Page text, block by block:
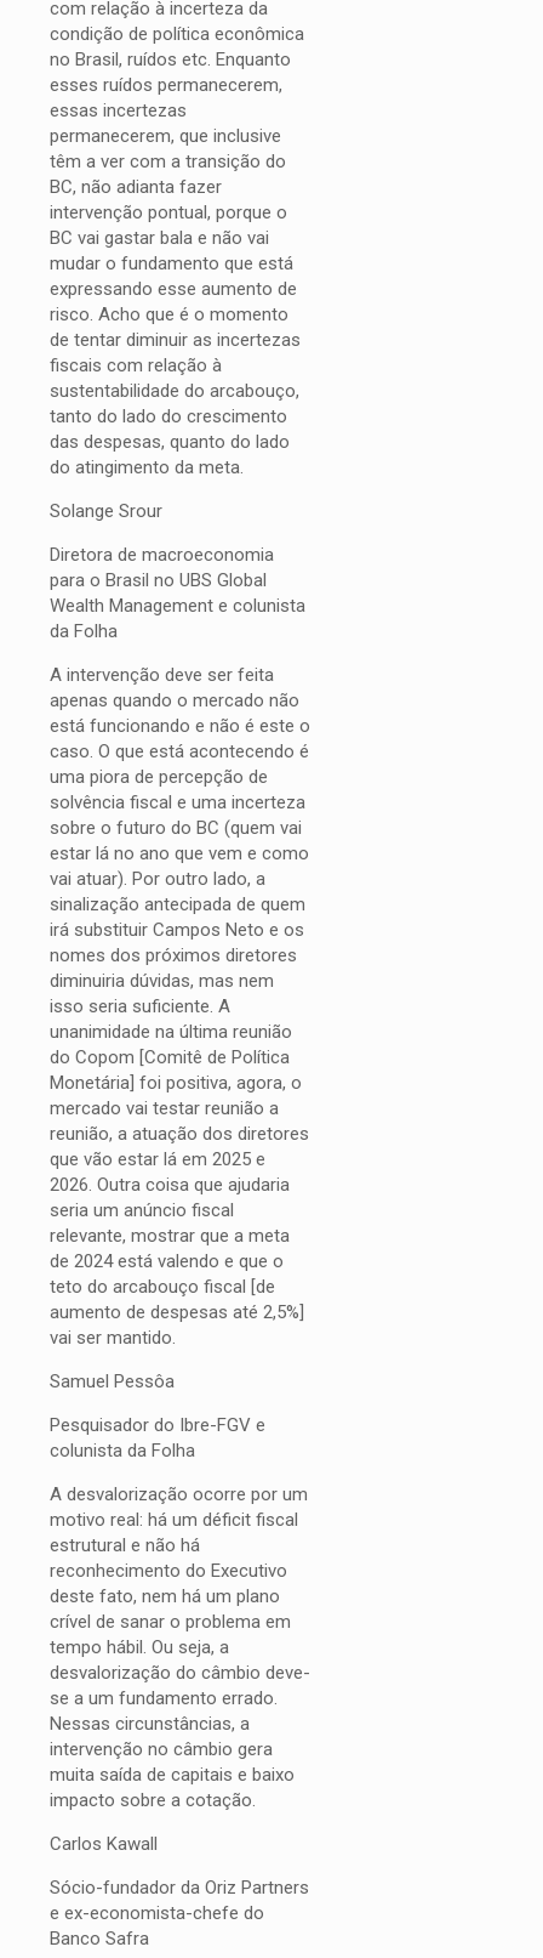
com relação à incerteza da
condição de política econômica
no Brasil, ruídos etc. Enquanto
esses ruídos permanecerem,
essas incertezas
permanecerem, que inclusive
têm a ver com a transição do
BC, não adianta fazer
intervenção pontual, porque o
BC vai gastar bala e não vai
mudar o fundamento que está
expressando esse aumento de
risco. Acho que é o momento
de tentar diminuir as incertezas
fiscais com relação à
sustentabilidade do arcabouço,
tanto do lado do crescimento
das despesas, quanto do lado
do atingimento da meta.
Solange Srour
Diretora de macroeconomia
para o Brasil no UBS Global
Wealth Management e colunista
da Folha
A intervenção deve ser feita
apenas quando o mercado não
está funcionando e não é este o
caso. O que está acontecendo é
uma piora de percepção de
solvência fiscal e uma incerteza
sobre o futuro do BC (quem vai
estar lá no ano que vem e como
vai atuar). Por outro lado, a
sinalização antecipada de quem
irá substituir Campos Neto e os
nomes dos próximos diretores
diminuiria dúvidas, mas nem
isso seria suficiente. A
unanimidade na última reunião
do Copom [Comitê de Política
Monetária] foi positiva, agora, o
mercado vai testar reunião a
reunião, a atuação dos diretores
que vão estar lá em 2025 e
2026. Outra coisa que ajudaria
seria um anúncio fiscal
relevante, mostrar que a meta
de 2024 está valendo e que o
teto do arcabouço fiscal [de
aumento de despesas até 2,5%]
vai ser mantido.
Samuel Pessôa
Pesquisador do Ibre-FGV e
colunista da Folha
A desvalorização ocorre por um
motivo real: há um déficit fiscal
estrutural e não há
reconhecimento do Executivo
deste fato, nem há um plano
crível de sanar o problema em
tempo hábil. Ou seja, a
desvalorização do câmbio deve-
se a um fundamento errado.
Nessas circunstâncias, a
intervenção no câmbio gera
muita saída de capitais e baixo
impacto sobre a cotação.
Carlos Kawall
Sócio-fundador da Oriz Partners
e ex-economista-chefe do
Banco Safra